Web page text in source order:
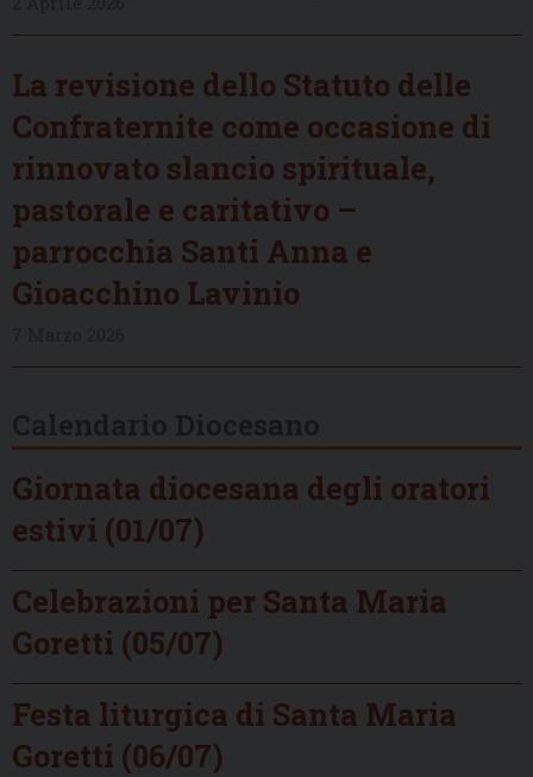
La revisione dello Statuto delle
Confraternite come occasione di
rinnovato slancio spirituale,
pastorale e caritativo –
parrocchia Santi Anna e
Gioacchino Lavinio
Giornata diocesana degli oratori
estivi (01/07)
Celebrazioni per Santa Maria
Goretti (05/07)
Festa liturgica di Santa Maria
Goretti (06/07)